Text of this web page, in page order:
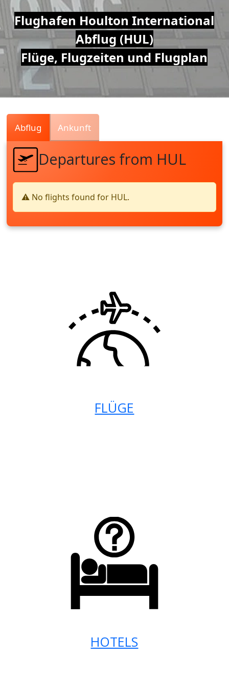
Air
Traffic
Live
Flughafen Houlton International
Abflug (HUL)
Flüge, Flugzeiten und Flugplan
Abflug Ankunft
Departures from HUL
⚠️ No flights found for HUL.
FLÜGE
HOTELS